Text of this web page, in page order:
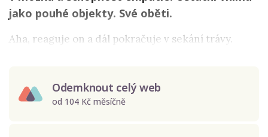
jako pouhé objekty. Své oběti.
Aha, reaguje on a dál pokračuje v sekání trávy.
Odemknout celý web
od 104 Kč měsíčně